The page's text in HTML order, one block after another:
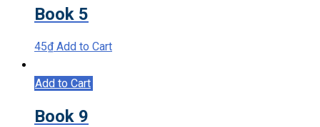
Book 5
45₫ Add to Cart
Add to Cart
Book 9